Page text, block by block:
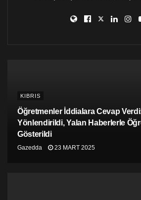
KIBRIS
Öğretmenler İddialara Cevap
Yönlendirildi, Yalan Haberlerle
Gösterildi
Gazedda 23 MART 2025